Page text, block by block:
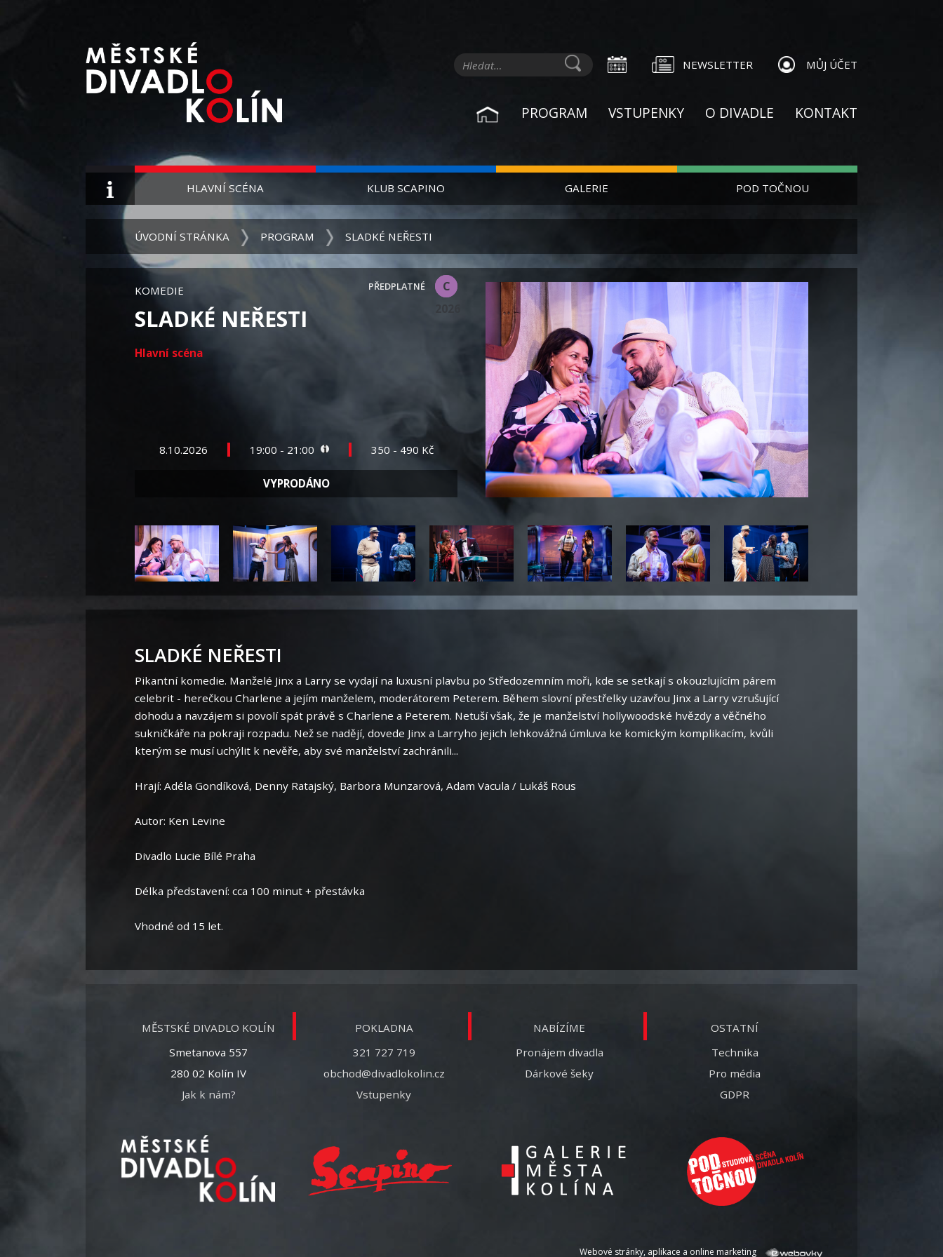
NEWSLETTER MŮJ ÚČET
PROGRAM VSTUPENKY O DIVADLE KONTAKT
HLAVNÍ SCÉNA KLUB SCAPINO GALERIE POD TOČNOU
ÚVODNÍ STRÁNKA PROGRAM SLADKÉ NEŘESTI
KOMEDIE
SLADKÉ NEŘESTI
Hlavní scéna
C
8.10.2026 19:00 - 21:00 350 - 490 Kč
VYPRODÁNO
SLADKÉ NEŘESTI
Pikantní komedie. Manželé Jinx a Larry se vydají na luxusní plavbu po Středozemním moři, kde se setkají s okouzlujícím párem
celebrit - herečkou Charlene a jejím manželem, moderátorem Peterem. Během slovní přestřelky uzavřou Jinx a Larry vzrušující
dohodu a navzájem si povolí spát právě s Charlene a Peterem. Netuší však, že je manželství hollywoodské hvězdy a věčného
sukničkáře na pokraji rozpadu. Než se nadějí, dovede Jinx a Larryho jejich lehkovážná úmluva ke komickým komplikacím, kvůli
kterým se musí uchýlit k nevěře, aby své manželství zachránili...
Hrají: Adéla Gondíková, Denny Ratajský, Barbora Munzarová, Adam Vacula / Lukáš Rous
Autor: Ken Levine
Divadlo Lucie Bílé Praha
Délka představení: cca 100 minut + přestávka
Vhodné od 15 let.
MĚSTSKÉ DIVADLO KOLÍN
Smetanova 557
280 02 Kolín IV
Jak k nám?
POKLADNA
321 727 719
obchod@divadlokolin.cz
Vstupenky
NABÍZÍME
Pronájem divadla
Dárkové šeky
OSTATNÍ
Technika
Pro média
GDPR
Webové stránky, aplikace a online marketing